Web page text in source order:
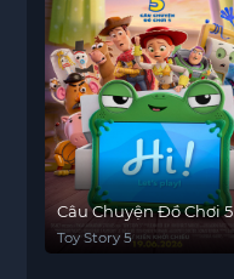
Câu Chuyện Đồ Chơi 5
Toy Story 5